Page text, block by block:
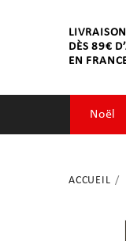
DÈS 89€
EN
Noël
ACCUEIL